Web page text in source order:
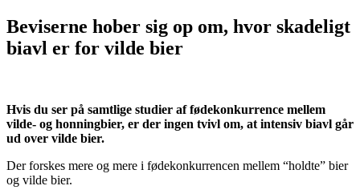
Beviserne hober sig op om, hvor skadeligt
biavl er for vilde bier
Hvis du ser på samtlige studier af fødekonkurrence mellem
vilde- og honningbier, er der ingen tvivl om, at intensiv biavl går
ud over vilde bier.
Der forskes mere og mere i fødekonkurrencen mellem “holdte” bier
og vilde bier.